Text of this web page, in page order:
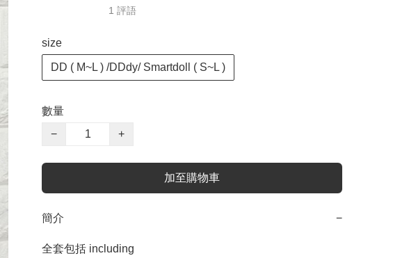
1 評語
size
DD ( M~L ) /DDdy/ Smartdoll ( S~L )
數量
−
+
加至購物車
簡介 −
全套包括 including